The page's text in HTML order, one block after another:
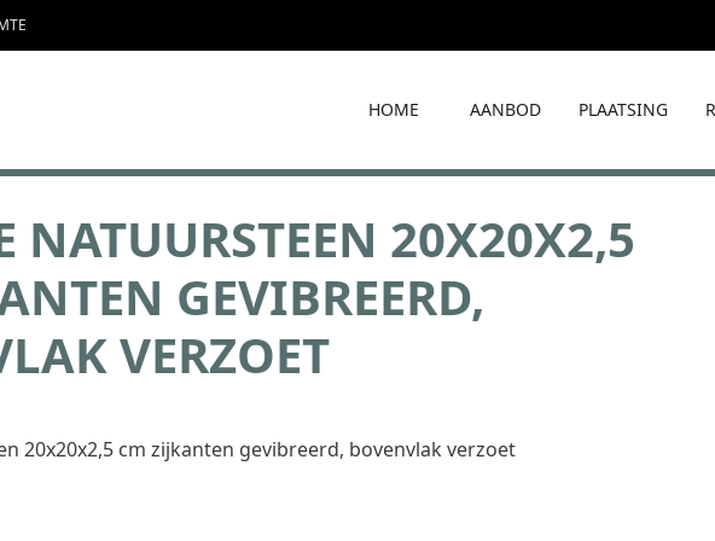
HOME AANBOD PLAATSING
NATUURSTEEN 20X20X2,5
GEVIBREERD,
VERZOET